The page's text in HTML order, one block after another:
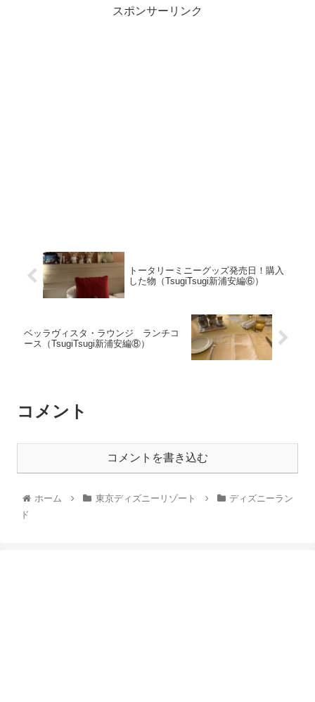
スポンサーリンク
トータリーミニーグッズ発売日！購入
した物（TsugiTsugi新浦安編⑥）
ベッラヴィスタ・ラウンジ ランチコ
ース（TsugiTsugi新浦安編⑧）
コメント
コメントを書き込む
ホーム 東京ディズニーリゾート
ディズニーラン
ド